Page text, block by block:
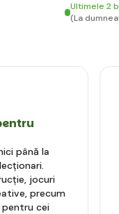
Ultimele 2
(La
până la
jocuri
precum
pentru cei